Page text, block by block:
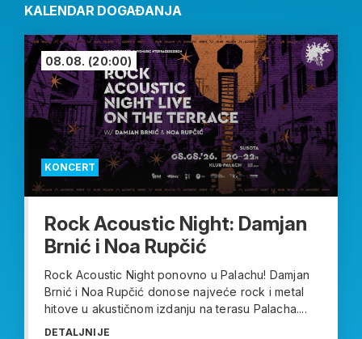
KALENDAR DOGAĐANJA
KONCERT
08.08. (20:00)
Rock Acoustic Night: Damjan
Brnić i Noa Rupčić
Rock Acoustic Night ponovno u Palachu! Damjan
Brnić i Noa Rupčić donose najveće rock i metal
hitove u akustičnom izdanju na terasu Palacha....
DETALJNIJE